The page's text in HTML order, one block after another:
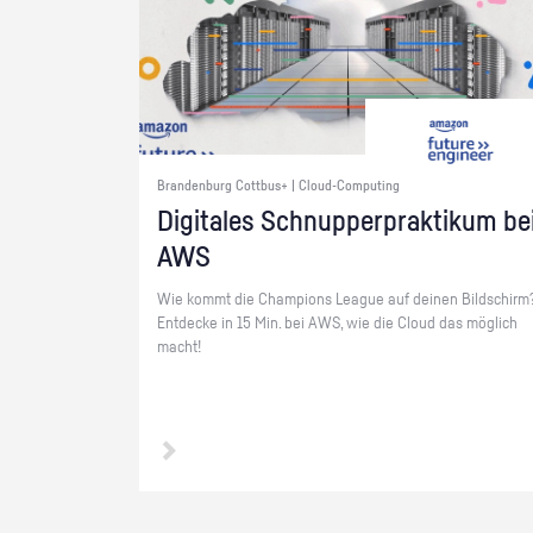
Brandenburg Cottbus+ | Cloud-Computing
Di­gi­ta­les Schnup­per­prak­ti­kum
AWS
Wie kommt die Cham­pi­ons Le­ague auf dei­nen
Ent­de­cke in 15 Min. bei AWS, wie die Cloud das mög­lich
macht!